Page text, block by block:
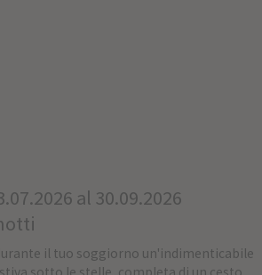
al 30.09.2026
il tuo soggiorno un'indimenticabile